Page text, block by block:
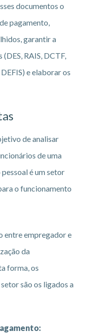
documentos o
pagamento,
garantir a
RAIS, DCTF,
e elaborar os
de analisar
de uma
é um setor
o funcionamento
entre empregador e
da
forma, os
são os ligados a